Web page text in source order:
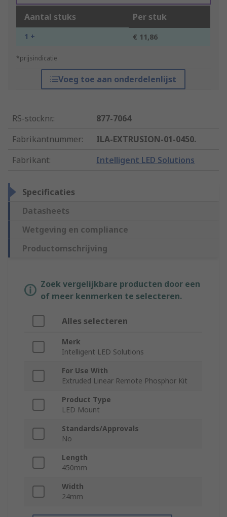
Aantal stuks Per stuk
1 + € 11,86
*prijsindicatie
Voeg toe aan onderdelenlijst
RS-stocknr.:
877-7064
Fabrikantnummer:
ILA-EXTRUSION-01-0450.
Fabrikant: Intelligent LED Solutions
Specificaties
Datasheets
Wetgeving en compliance
Productomschrijving
Zoek vergelijkbare producten door een
of meer kenmerken te selecteren.
Alles selecteren
Merk
Intelligent LED Solutions
For Use With
Extruded Linear Remote Phosphor Kit
Product Type
LED Mount
Standards/Approvals
No
Length
450mm
Width
24mm